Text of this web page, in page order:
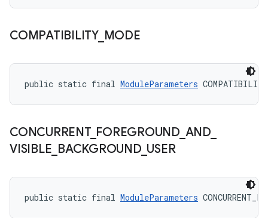
COMPATIBILITY_ MODE
public static final ModuleParameters
CONCURRENT_ FOREGROUND_ AND_
VISIBLE BACKGROUND_ USER
public static final ModuleParameters